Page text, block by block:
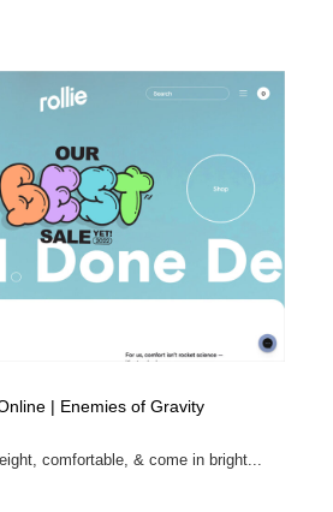
| Enemies of Gravity
comfortable, & come in bright...